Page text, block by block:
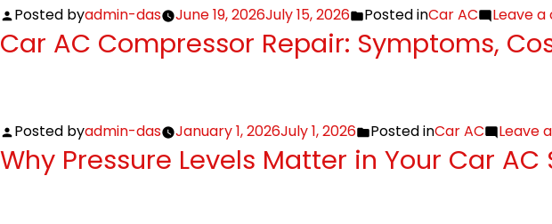
Posted byadmin-das June 19, 2026July 15, 2026 Posted inCar AC Leave
Car AC Compressor Repair: Symptoms,
Posted byadmin-das January 1, 2026July 1, 2026 Posted inCar AC Leave
Why Pressure Levels Matter in Your Car AC